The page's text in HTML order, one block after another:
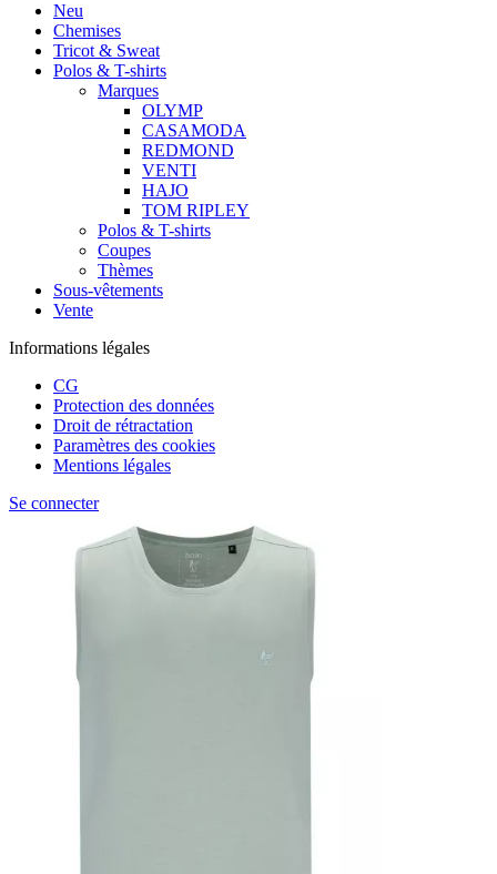
Neu
Chemises
Tricot & Sweat
Polos & T-shirts
Marques
OLYMP
CASAMODA
REDMOND
VENTI
HAJO
TOM RIPLEY
Polos & T-shirts
Coupes
Thèmes
Sous-vêtements
Vente
Informations légales
CG
Protection des données
Droit de rétractation
Paramètres des cookies
Mentions légales
Se connecter